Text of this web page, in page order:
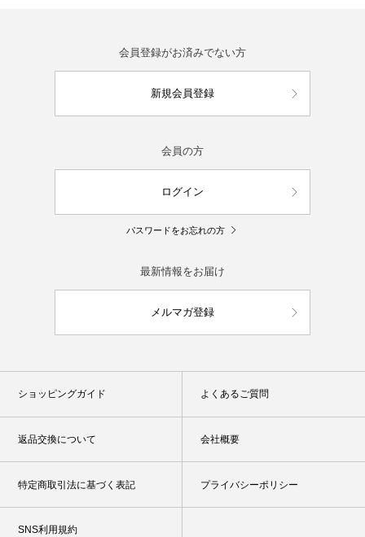
会員登録がお済みでない方
新規会員登録
会員の方
ログイン
パスワードをお忘れの方
最新情報をお届け
メルマガ登録
ショッピングガイド よくあるご質問
返品交換について 会社概要
特定商取引法に基づく表記 プライバシーポリシー
SNS利用規約